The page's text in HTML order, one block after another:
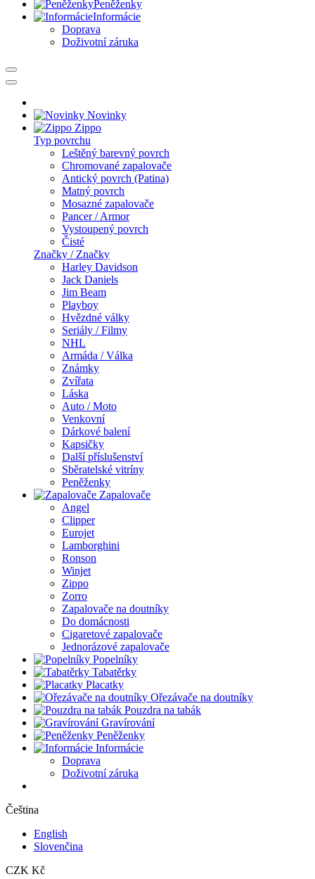
Peněženky
Informácie
Doprava
Doživotní záruka
Novinky
Zippo
Typ povrchu
Leštěný barevný povrch
Chromované zapalovače
Antický povrch (Patina)
Matný povrch
Mosazné zapalovače
Pancer / Armor
Vystoupený povrch
Čisté
Značky / Značky
Harley Davidson
Jack Daniels
Jim Beam
Playboy
Hvězdné války
Seriály / Filmy
NHL
Armáda / Válka
Známky
Zvířata
Láska
Auto / Moto
Venkovní
Dárkové balení
Kapsičky
Další příslušenství
Sběratelské vitríny
Peněženky
Zapalovače
Angel
Clipper
Eurojet
Lamborghini
Ronson
Winjet
Zippo
Zorro
Zapalovače na doutníky
Do domácnosti
Cigaretové zapalovače
Jednorázové zapalovače
Popelníky
Tabatěrky
Placatky
Ořezávače na doutníky
Pouzdra na tabák
Gravírování
Peněženky
Informácie
Doprava
Doživotní záruka
Čeština
English
Slovenčina
CZK Kč